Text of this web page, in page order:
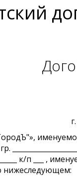
именуемое
к/п ___ ,
нижеследующем: